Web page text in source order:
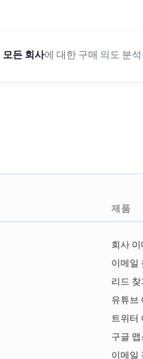
모든 회사에 대한 구매 의도 분
제품
회사 이
이메일
리드 찾
유튜브
트위터
구글
이메일